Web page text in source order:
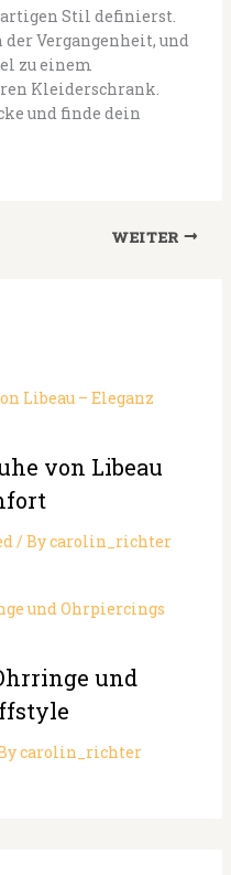
Stil definierst.
Vergangenheit, und
zu einem
Kleiderschrank.
und finde dein
WEITER
von Libeau
/ Bycarolin_richter
und
carolin_richter